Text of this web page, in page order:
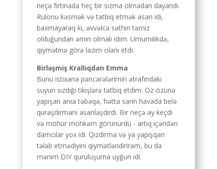
neçə fırtınada heç bir sızma olmadan dayandı.
Rulonu kəsmək və tətbiq etmək asan idi,
baxmayaraq ki, əvvəlcə səthin təmiz
olduğundan əmin olmalı idim. Ümumilikdə,
qiymətinə görə lazım olanı etdi.
Birləşmiş Krallıqdan Emma
Bunu istixana pəncərələrimin ətrafındakı
suyun sızdığı tikişlərə tətbiq etdim. Öz-özünə
yapışan arxa təbəqə, hətta sərin havada belə
quraşdırmanı asanlaşdırdı. Bir neçə ay keçdi
və möhür möhkəm görünürdü - artıq içəridən
damcılar yox idi. Qızdırma və ya yapışqan
tələb etmədiyini qiymətləndirirəm, bu da
mənim DIY quruluşuma uyğun idi.